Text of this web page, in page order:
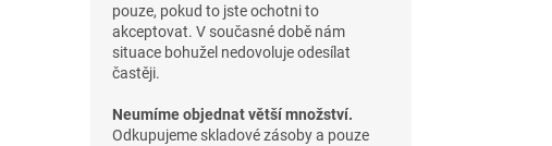
pouze, pokud to jste ochotni to
akceptovat. V současné době nám
situace bohužel nedovoluje odesílat
častěji.
Neumíme objednat větší množství.
Odkupujeme skladové zásoby a pouze